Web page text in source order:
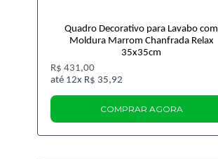
Quadro Decorativo para Lavabo com
Moldura Marrom Chanfrada Relax
35x35cm
R$ 431,00
12x R$ 35,92
COMPRAR AGORA